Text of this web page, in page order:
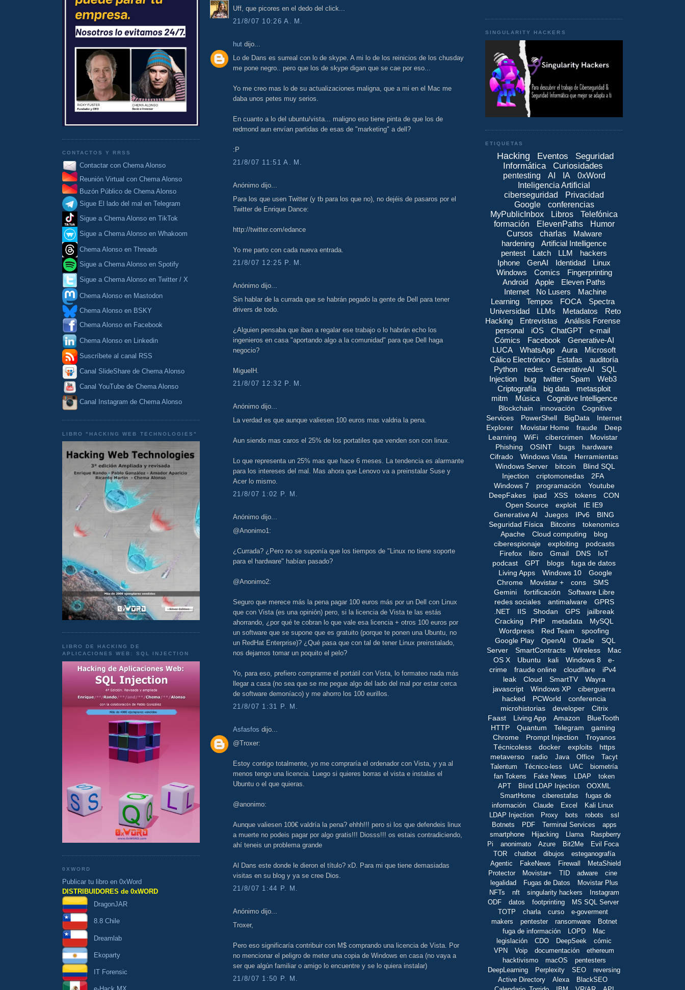
CONTACTOS Y RRSS
Contactar con Chema Alonso
Reunión Virtual con Chema Alonso
Buzón Público de Chema Alonso
Sigue El lado del mal en Telegram
Sigue a Chema Alonso en TikTok
Sigue a Chema Alonso en Whakoom
Chema Alonso en Threads
Sigue a Chema Alonso en Spotify
Sigue a Chema Alonso en Twitter / X
Chema Alonso en Mastodon
Chema Alonso en BSKY
Chema Alonso en Facebook
Chema Alonso en Linkedin
Suscríbete al canal RSS
Canal SlideShare de Chema Alonso
Canal YouTube de Chema Alonso
Canal Instagram de Chema Alonso
LIBRO "HACKING WEB TECHNOLOGIES"
LIBRO DE HACKING DE
APLICACIONES WEB: SQL INJECTION
0XWORD
Publicar tu libro en 0xWord
DISTRIBUIDORES de 0xWORD
DragonJAR
8.8 Chile
Dreamlab
Ekoparty
IT Forensic
Uff, que picores en el dedo del click...
21/8/07 10:26 A. M.
hut dijo...
Lo de Dans es surreal con lo de skype. A mi lo de los reinicios de los chusday
me pone negro.. pero que los de skype digan que se cae por eso...
Yo me creo mas lo de su actualizaciones maligna, que a mi en el Mac me
daba unos petes muy serios.
En cuanto a lo del ubuntu/vista... maligno eso tiene pinta de que los de
redmond aun envían partidas de esas de "marketing" a dell?
:P
21/8/07 11:51 A. M.
Anónimo dijo...
Para los que usen Twitter (y tb para los que no), no dejéis de pasaros por el
Twitter de Enrique Dance:
http://twitter.com/edance
Yo me parto con cada nueva entrada.
21/8/07 12:25 P. M.
Anónimo dijo...
Sin hablar de la currada que se habrán pegado la gente de Dell para tener
drivers de todo.
¿Alguien pensaba que iban a regalar ese trabajo o lo habrán echo los
ingenieros en casa "aportando algo a la comunidad" para que Dell haga
negocio?
MiguelH.
21/8/07 12:32 P. M.
Anónimo dijo...
La verdad es que aunque valiesen 100 euros mas valdria la pena.
Aun siendo mas caros el 25% de los portatiles que venden son con linux.
Lo que representa un 25% mas que hace 6 meses. La tendencia es alarmante
para los intereses del mal. Mas ahora que Lenovo va a preinstalar Suse y
Acer lo mismo.
21/8/07 1:02 P. M.
Anónimo dijo...
@Anonimo1:
¿Currada? ¿Pero no se suponía que los tiempos de "Linux no tiene soporte
para el hardware" habían pasado?
@Anonimo2:
Seguro que merece más la pena pagar 100 euros más por un Dell con Linux
que con Vista (es una opinión) pero, si la licencia de Vista te las estás
ahorrando, ¿por qué te cobran lo que vale esa licencia + otros 100 euros por
un software que se supone que es gratuito (porque te ponen una Ubuntu, no
un RedHat Enterprise)? ¿Qué pasa que con tal de tener Linux preinstalado,
nos dejamos tomar un poquito el pelo?
Yo, para eso, prefiero comprarme el portátil con Vista, lo formateo nada más
llegar a casa (no sea que se me pegue algo del lado del mal por estar cerca
de software demoníaco) y me ahorro los 100 eurillos.
21/8/07 1:31 P. M.
Asfasfos dijo...
@Troxer:
Estoy contigo totalmente, yo me compraría el ordenador con Vista, y ya al
menos tengo una licencia. Luego si quieres borras el vista e instalas el
Ubuntu o el que quieras.
@anonimo:
Aunque valiesen 100€ valdría la pena? ehhh!!! pero si los que defendeis linux
a muerte no podeis pagar por algo gratis!!! Diosss!!! os estais contradiciendo,
ahí teneis un problema grande
Al Dans este donde le dieron el título? xD. Para mi que tiene demasiadas
visitas en su blog y ya se cree Dios.
21/8/07 1:44 P. M.
Anónimo dijo...
Troxer,
Pero eso significaría contribuir con M$ comprando una licencia de Vista. Por
no mencionar el peligro de meter una copia de Windows en casa (no vaya a
ser que algún familiar o amigo lo encuentre y se lo quiera instalar)
21/8/07 1:50 P. M.
SINGULARITY HACKERS
ETIQUETAS
Hacking Eventos
Seguridad
Informática
Curiosidades
pentesting AI IA
0xWord
Inteligencia Artificial
ciberseguridad
Privacidad
Google
conferencias
MyPublicInbox
Libros
Telefónica
formación
ElevenPaths
Humor
Cursos
charlas
Malware
hardening
Artificial Intelligence
pentest
Latch LLM
hackers
Iphone
GenAI Identidad
Linux
Windows
Comics
Fingerprinting
Android
Apple
Eleven Paths
Internet
No Lusers
Machine
Learning
Tempos FOCA
Spectra
Universidad
LLMs Metadatos
Reto
Hacking
Entrevistas
Análisis Forense
personal
iOS ChatGPT
e-mail
Cómics
Facebook
Generative-AI
LUCA
WhatsApp Aura
Microsoft
Cálico Electrónico
Estafas
auditoría
Python
redes GenerativeAI
SQL
Injection
bug twitter Spam
Web3
Criptografía
big data
metasploit
mitm
Música Cognitive Intelligence
Blockchain innovación
Cognitive
Services
PowerShell BigData
Internet
Explorer
Movistar Home fraude
Deep
Learning
WiFi cibercrimen
Movistar
Phishing
OSINT bugs
hardware
Cifrado
Windows Vista
Herramientas
Windows Server
bitcoin
Blind SQL
Injection
criptomonedas
2FA
Windows 7
programación
Youtube
DeepFakes
ipad XSS tokens
CON
Open Source
exploit
IE IE9
Generative AI
Juegos IPv6
BING
Seguridad Física
Bitcoins
tokenomics
Apache
Cloud computing
blog
ciberespionaje
exploiting
podcasts
Firefox
libro Gmail DNS
IoT
podcast
GPT blogs
fuga de datos
Living Apps
Windows 10
Google
Chrome
Movistar + cons
SMS
Gemini
fortificación
Software Libre
redes sociales
antimalware
GPRS
.NET
IIS Shodan GPS
jailbreak
Cracking
PHP metadata
MySQL
Wordpress
Red Team
spoofing
Google Play
OpenAI Oracle
SQL
Server
SmartContracts Wireless
Mac
OS X
Ubuntu kali Windows 8
e-
crime
fraude online cloudflare
iPv4
leak
Cloud SmartTV
Wayra
javascript
Windows XP
ciberguerra
hacked
PCWorld
conferencia
microhistorias
developer
Citrix
Faast
Living App Amazon
BlueTooth
HTTP
Quantum Telegram
gaming
Chrome
Prompt Injection
Troyanos
Técnicoless
docker exploits
https
metaverso
radio Java Office
Tacyt
Talentum
Técnico-less UAC
biometría
fan Tokens
Fake News LDAP
token
APT
Blind LDAP Injection
OOXML
SmartHome
ciberestafas
fugas de
información
Claude Excel
Kali Linux
LDAP Injection
Proxy bots robots
ssl
Botnets
PDF Terminal Services
apps
smartphone
Hijacking Llama
Raspberry
Pi
anonimato Azure Bit2Me
Evil Foca
TOR
chatbot dibujos
esteganografía
Agentic
FakeNews Firewall
MetaShield
Protector
Movistar+ TID adware
cine
legalidad
Fugas de Datos
Movistar Plus
NFTs
nft singularity hackers
Instagram
ODF
datos footprinting
MS SQL Server
TOTP
charla curso
e-goverment
makers
pentester ransomware
Botnet
fuga de información
LOPD
Mac
legislación
CDO DeepSeek
cómic
VPN
Voip documentación
ethereum
hacktivismo
macOS
pentesters
DeepLearning
Perplexity SEO
reversing
Active Directory
Alexa
BlackSEO